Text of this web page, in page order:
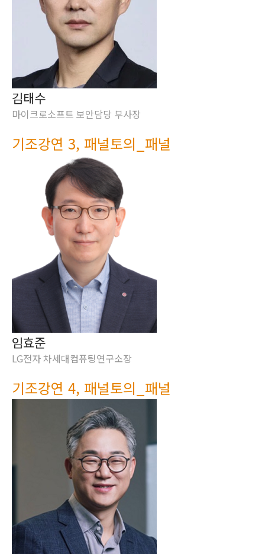
김태수
마이크로소프트 보안담당 부사장
기조강연 3, 패널토의_패널
임효준
LG전자 차세대컴퓨팅연구소장
기조강연 4, 패널토의_패널